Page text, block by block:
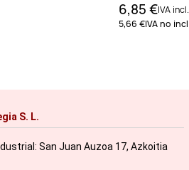
6,85 €IVA incl.
5,66 €IVA no
S. L.
San Juan Auzoa 17, Azkoitia